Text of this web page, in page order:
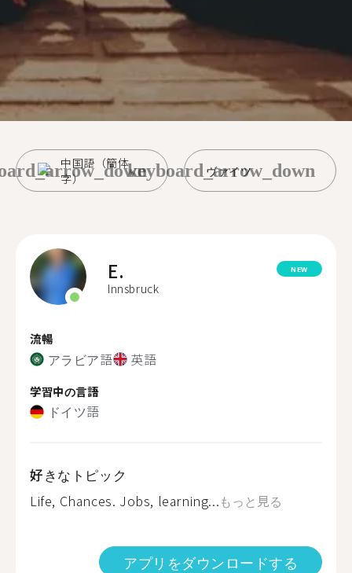
中国語（簡体
字）
ヴァイツ
keyboard_arrow_down
E.
Innsbruck
NEW
流暢
アラビア語 英語
学習中の言語
ドイツ語
好きなトピック
Life, Chances. Jobs, learning...もっと見る
アプリをダウンロードする